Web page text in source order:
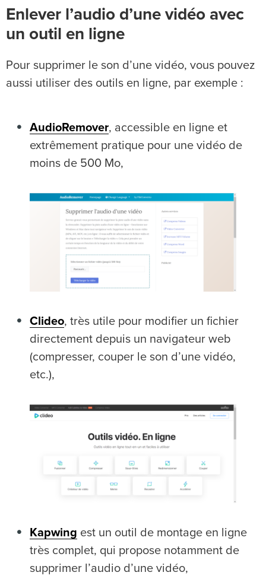
Enlever l’audio d’une vidéo avec
un outil en ligne
Pour supprimer le son d’une vidéo, vous pouvez
aussi utiliser des outils en ligne, par exemple :
AudioRemover, accessible en ligne et
extrêmement pratique pour une vidéo de
moins de 500 Mo,
Clideo, très utile pour modifier un fichier
directement depuis un navigateur web
(compresser, couper le son d’une vidéo,
etc.),
Kapwing est un outil de montage en ligne
très complet, qui propose notamment de
supprimer l’audio d’une vidéo,